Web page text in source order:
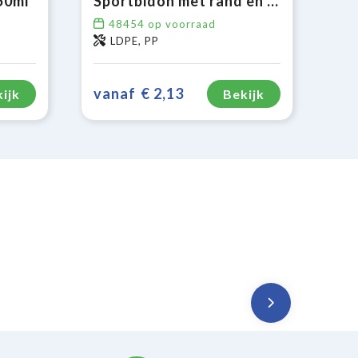
48454 op voorraad
LDPE, PP
vanaf € 2,13 Bekijk